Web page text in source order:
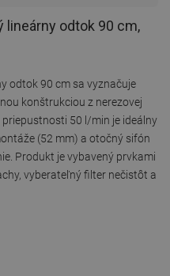
lineárny odtok 90 cm,
odtok 90 cm sa vyznačuje
konštrukciou z nerezovej
priepustnosti 50 l/min je ideálny
(52 mm) a otočný sifón
Produkt je vybavený prvkami
vyberateľný filter nečistôt a